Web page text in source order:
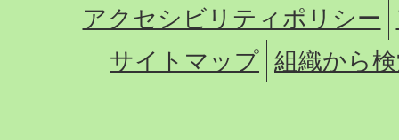
アクセシビリティポリシー
サイトマップ 組織から